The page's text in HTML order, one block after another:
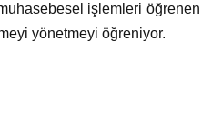
işlemleri öğrenen
yönetmeyi öğreniyor.